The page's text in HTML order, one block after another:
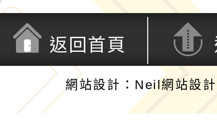
返回首頁
網站設計：Neil網站設